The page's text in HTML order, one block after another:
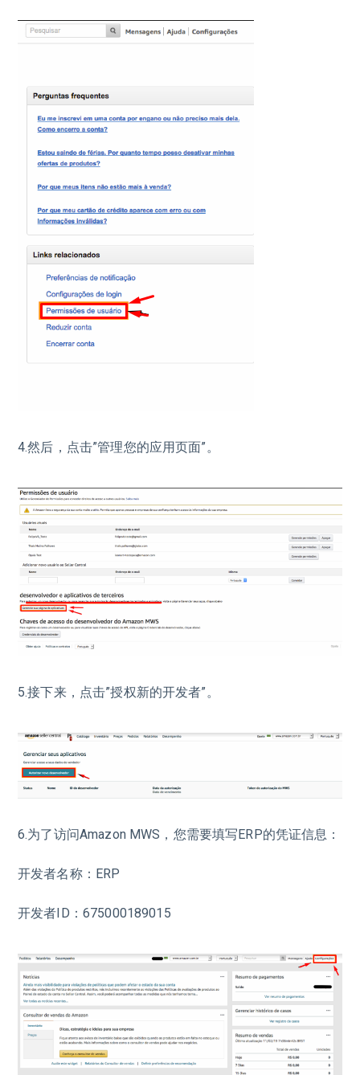
4.然后，点击”管理您的应用页面”。
5.接下来，点击”授权新的开发者”。
6.为了访问Amazon MWS，您需要填写ERP的凭证信息：
开发者名称：ERP
开发者ID：675000189015